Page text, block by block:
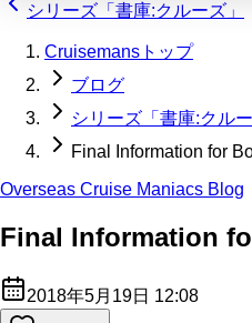
シリーズ「書庫:クルーズ」
Cruisemansトップ
ブログ
シリーズ「書庫:クルー
Final Information for
Overseas Cruise Maniacs Blog
Final Information
2018年5月19日 12:08